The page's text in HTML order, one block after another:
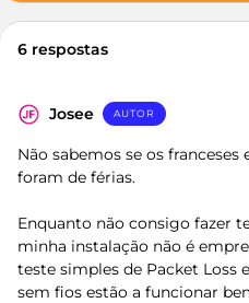
6 respostas
Josee AUTOR
Não sabemos se os
foram de férias.
Enquanto não consigo fazer
minha instalação não é
teste simples de Packet Loss
sem fios estão a funcionar